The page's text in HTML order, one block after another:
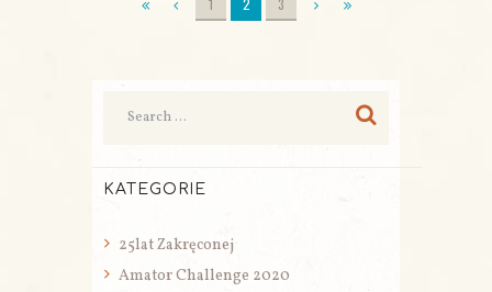
1 2 3
KATEGORIE
25lat Zakręconej
Amator Challenge 2020